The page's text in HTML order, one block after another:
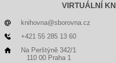
VIRTUÁLNÍ
knihovna@sborovna.cz
+421 55 285 13 60
Na Perštýně 342/1
110 00 Praha 1